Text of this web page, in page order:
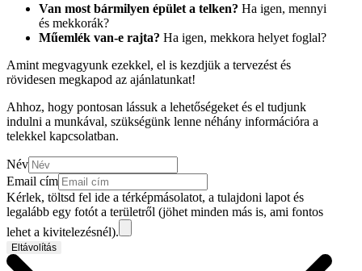
Van most bármilyen épület a telken? Ha igen, mennyi
és mekkorák?
Műemlék van-e rajta? Ha igen, mekkora helyet foglal?
Amint megvagyunk ezekkel, el is kezdjük a tervezést és
rövidesen megkapod az ajánlatunkat!
Ahhoz, hogy pontosan lássuk a lehetőségeket és el tudjunk
indulni a munkával, szükségünk lenne néhány információra a
telekkel kapcsolatban.
Név
Email cím
Kérlek, töltsd fel ide a térképmásolatot, a tulajdoni lapot és
legalább egy fotót a területről (jöhet minden más is, ami fontos
lehet a kivitelezésnél).
Eltávolítás